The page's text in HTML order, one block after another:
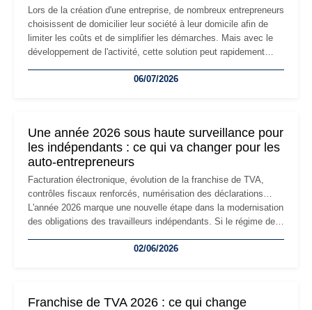
Lors de la création d'une entreprise, de nombreux entrepreneurs
choisissent de domicilier leur société à leur domicile afin de
limiter les coûts et de simplifier les démarches. Mais avec le
développement de l'activité, cette solution peut rapidement
professionnels, recrutement, image de marque… Le
06/07/2026
Une année 2026 sous haute surveillance pour
les indépendants : ce qui va changer pour les
auto-entrepreneurs
Facturation électronique, évolution de la franchise de TVA,
contrôles fiscaux renforcés, numérisation des déclarations…
L'année 2026 marque une nouvelle étape dans la modernisation
des obligations des travailleurs indépendants. Si le régime de
les auto-entrepreneurs devront s'adapter à un environnement
02/06/2026
Franchise de TVA 2026 : ce qui change